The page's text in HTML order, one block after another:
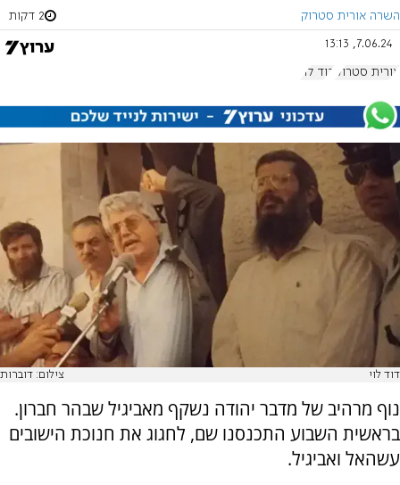
השרה אורית סטרוק 2 דקות
7.06.24, 13:13
אורית סטרוק דוד לוי
דוד לוי צילום: דוברות
נוף מרהיב של מדבר יהודה נשקף מאביגיל שבהר חברון.
בראשית השבוע התכנסנו שם, לחגוג את חנוכת הישובים
עשהאל ואביגיל.